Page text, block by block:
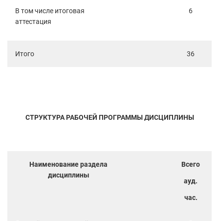
В том числе итоговая
аттестация
6
Итого 36
СТРУКТУРА РАБОЧЕЙ ПРОГРАММЫ ДИСЦИПЛИНЫ
Наименование раздела
дисциплины
Всего
ауд.
час.